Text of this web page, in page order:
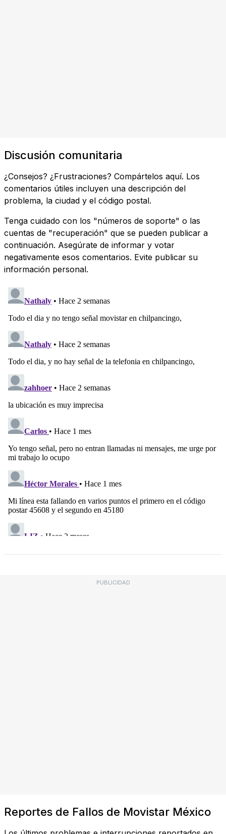
Discusión comunitaria
¿Consejos? ¿Frustraciones? Compártelos aquí. Los
comentarios útiles incluyen una descripción del
problema, la ciudad y el código postal.
Tenga cuidado con los "números de soporte" o las
cuentas de "recuperación" que se pueden publicar a
continuación. Asegúrate de informar y votar
negativamente esos comentarios. Evite publicar su
información personal.
PUBLICIDAD
Reportes de Fallos de Movistar México